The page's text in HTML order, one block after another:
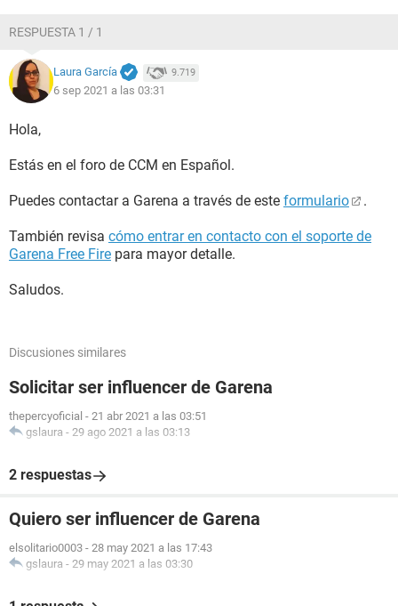
RESPUESTA 1 / 1
Laura García 9.719
6 sep 2021 a las 03:31
Hola,
Estás en el foro de CCM en Español.
Puedes contactar a Garena a través de este formulario .
También revisa cómo entrar en contacto con el soporte de
Garena Free Fire para mayor detalle.
Saludos.
Discusiones similares
Solicitar ser influencer de Garena
thepercyoficial - 21 abr 2021 a las 03:51
gslaura - 29 ago 2021 a las 03:13
2 respuestas
Quiero ser influencer de Garena
elsolitario0003 - 28 may 2021 a las 17:43
gslaura - 29 may 2021 a las 03:30